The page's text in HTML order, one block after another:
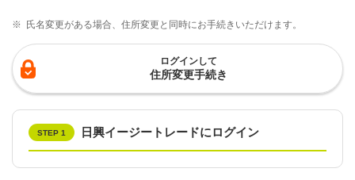
※ 氏名変更がある場合、住所変更と同時にお手続きいただけます。
ログインして
住所変更手続き
STEP 1 日興イージートレードにログイン